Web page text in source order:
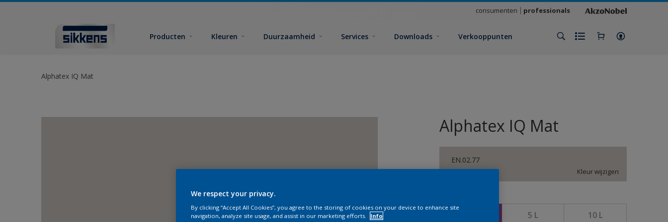
consumenten professionals
Producten Kleuren Duurzaamheid Services Downloads Verkooppunten
Alphatex IQ Mat
Alphatex IQ Mat
EN.02.77
Kleur wijzigen
5 L 10 L
We respect your privacy.
By clicking “Accept All Cookies”, you agree to the storing of cookies on your device to enhance site
navigation, analyze site usage, and assist in our marketing efforts.
Info